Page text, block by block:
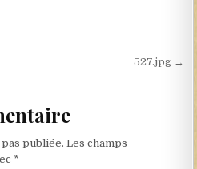
527.jpg →
publiée. Les champs
*